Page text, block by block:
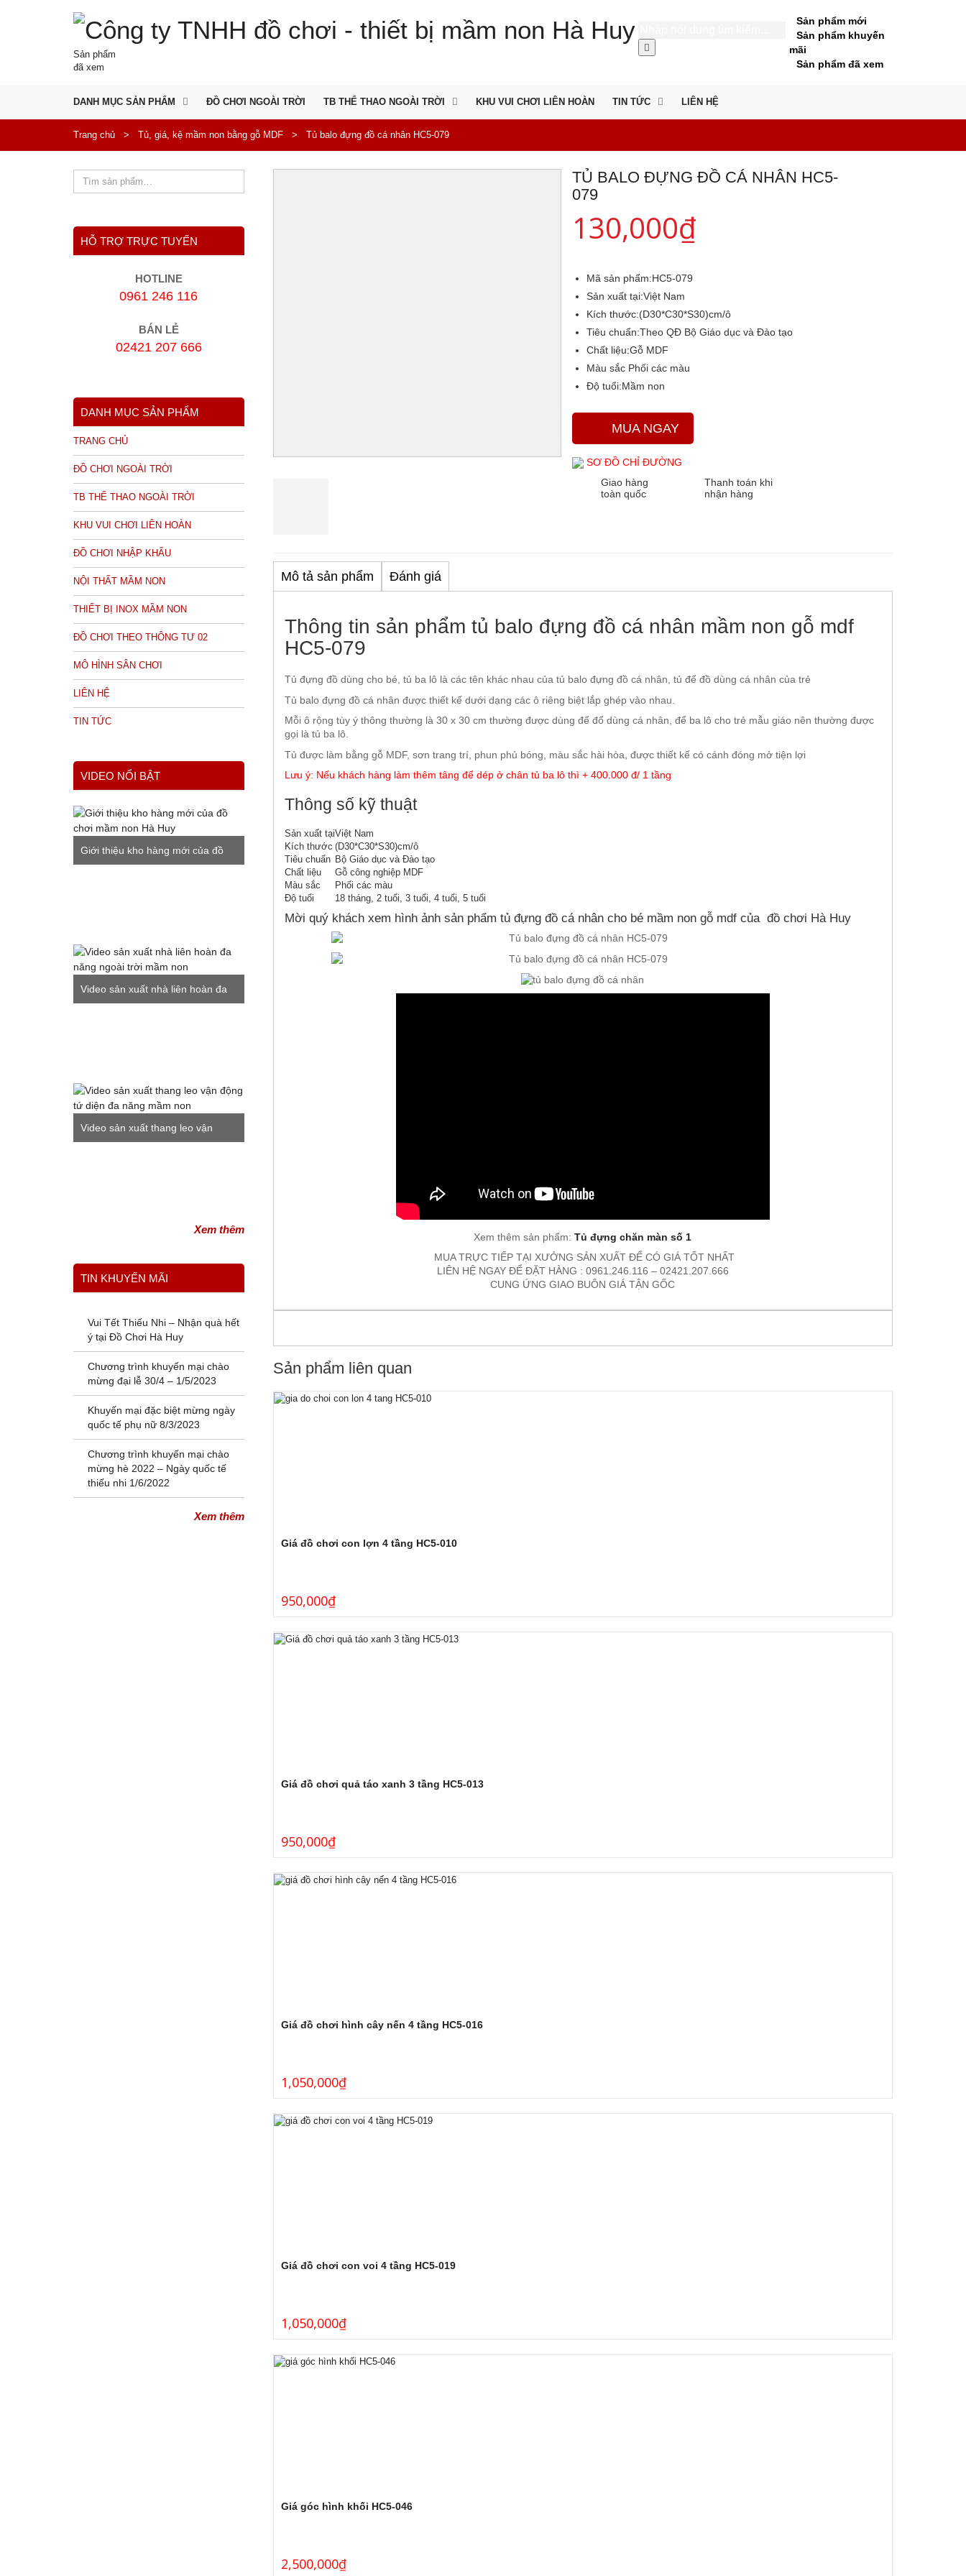
Sản phẩm
đã xem
Sản phẩm mới
Sản phẩm khuyến
mãi
Sản phẩm đã xem
DANH MỤC SẢN PHẨM ĐỒ CHƠI NGOÀI TRỜI TB THỂ THAO NGOÀI TRỜI KHU VUI CHƠI LIÊN HOÀN TIN TỨC LIÊN HỆ
Trang chủ > Tủ, giá, kệ mầm non bằng gỗ MDF > Tủ balo đựng đồ cá nhân HC5-079
TỦ BALO ĐỰNG ĐỒ CÁ NHÂN HC5-
079
130,000₫
Mã sản phẩm:HC5-079
Sản xuất tại:Việt Nam
Kích thước:(D30*C30*S30)cm/ô
Tiêu chuẩn:Theo QĐ Bộ Giáo dục và Đào tạo
Chất liệu:Gỗ MDF
Màu sắcPhối các màu
Độ tuổi:Mầm non
MUA NGAY
SƠ ĐỒ CHỈ ĐƯỜNG
Giao hàng
toàn quốc
Thanh toán khi
nhận hàng
Mô tả sản phẩm Đánh giá
Thông tin sản phẩm tủ balo đựng đồ cá nhân mầm non gỗ mdf
HC5-079
Tủ đựng đồ dùng cho bé, tủ ba lô là các tên khác nhau của tủ balo đựng đồ cá nhân, tủ để đồ dùng cá nhân của trẻ
Tủ balo đựng đồ cá nhân được thiết kế dưới dạng các ô riêng biệt lắp ghép vào nhau.
Mỗi ô rộng tùy ý thông thường là 30 x 30 cm thường được dùng để đổ dùng cá nhân, để ba lô cho trẻ mẫu giáo nên thường được
gọi là tủ ba lô.
Tủ được làm bằng gỗ MDF, sơn trang trí, phun phủ bóng, màu sắc hài hòa, được thiết kế có cánh đóng mở tiện lợi
Lưu ý: Nếu khách hàng làm thêm tâng để dép ở chân tủ ba lô thì + 400.000 đ/ 1 tầng
Thông số kỹ thuật
Sản xuất tạiViệt Nam
Kích thước (D30*C30*S30)cm/ô
Tiêu chuẩn Bộ Giáo dục và Đào tạo
Chất liệu
Gỗ công nghiệp MDF
Màu sắc
Phối các màu
Độ tuổi
18 tháng, 2 tuổi, 3 tuổi, 4 tuổi, 5 tuổi
Mời quý khách xem hình ảnh sản phẩm tủ đựng đồ cá nhân cho bé mầm non gỗ mdf của đồ chơi Hà Huy
Xem thêm sản phẩm:Tủ đựng chăn màn số 1
MUA TRỰC TIẾP TẠI XƯỞNG SẢN XUẤT ĐỂ CÓ GIÁ TỐT NHẤT
LIÊN HỆ NGAY ĐỂ ĐẶT HÀNG : 0961.246.116 – 02421.207.666
CUNG ỨNG GIAO BUÔN GIÁ TẬN GỐC
Sản phẩm liên quan
Giá đồ chơi con lợn 4 tầng HC5-010
950,000₫
Giá đồ chơi quả táo xanh 3 tầng HC5-013
950,000₫
Giá đồ chơi hình cây nến 4 tầng HC5-016
1,050,000₫
Giá đồ chơi con voi 4 tầng HC5-019
1,050,000₫
Giá góc hình khối HC5-046
2,500,000₫
HỖ TRỢ TRỰC TUYẾN
HOTLINE
0961 246 116
BÁN LẺ
02421 207 666
DANH MỤC SẢN PHẨM
TRANG CHỦ
ĐỒ CHƠI NGOÀI TRỜI
TB THỂ THAO NGOÀI TRỜI
KHU VUI CHƠI LIÊN HOÀN
ĐỒ CHƠI NHẬP KHẨU
NỘI THẤT MẦM NON
THIẾT BỊ INOX MẦM NON
ĐỒ CHƠI THEO THÔNG TƯ 02
MÔ HÌNH SÂN CHƠI
LIÊN HỆ
TIN TỨC
VIDEO NỔI BẬT
Giới thiệu kho hàng mới của đồ
Video sản xuất nhà liên hoàn đa
Video sản xuất thang leo vận
Xem thêm
TIN KHUYẾN MÃI
Vui Tết Thiếu Nhi – Nhận quà hết
ý tại Đồ Chơi Hà Huy
Chương trình khuyến mại chào
mừng đại lễ 30/4 – 1/5/2023
Khuyến mại đặc biệt mừng ngày
quốc tế phụ nữ 8/3/2023
Chương trình khuyến mại chào
mừng hè 2022 – Ngày quốc tế
thiếu nhi 1/6/2022
Xem thêm